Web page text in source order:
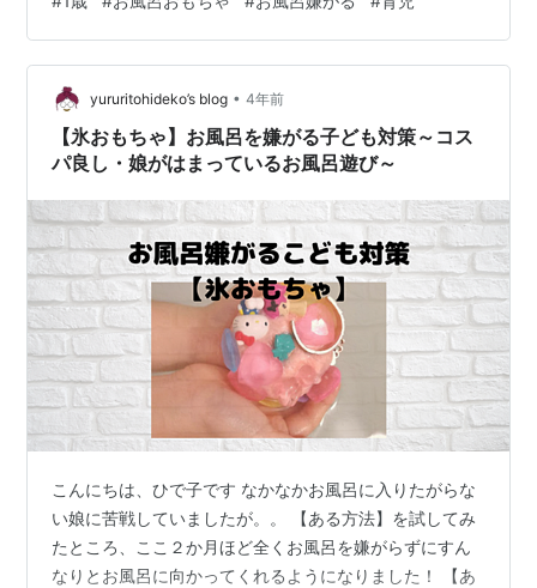
て試してみたりもしましたが、中のおもちゃが小さいの
が気になるのと毎日のようにバスボムをいれるのは金銭
的に難しい。。。 母に相談するとトミカが大好きな息子
へとお風呂で遊べるおもちゃをプレゼントしてくれまし
た。 お風呂 おもちゃ トミカ おふろでペタペタ！DX 子供
男の子 女の子 お風呂でペタペタ …
yururitohideko’s blog • 4年前
【氷おもちゃ】お風呂を嫌がる子ども対策～コス
パ良し・娘がはまっているお風呂遊び～
こんにちは、ひで子です なかなかお風呂に入りたがらな
い娘に苦戦していましたが。。 【ある方法】を試してみ
たところ、ここ２か月ほど全くお風呂を嫌がらずにすん
なりとお風呂に向かってくれるようになりました！ 【あ